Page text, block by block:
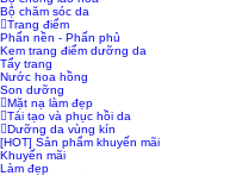
Bộ chăm sóc da
Trang điểm
Phấn nền - Phấn phủ
Kem trang điểm dưỡng da
Tẩy trang
Nước hoa hồng
Son dưỡng
Mặt nạ làm đẹp
Tái tạo và phục hồi da
Dưỡng da vùng kín
[HOT] Sản phẩm khuyến mãi
Khuyến mãi
Làm đẹp